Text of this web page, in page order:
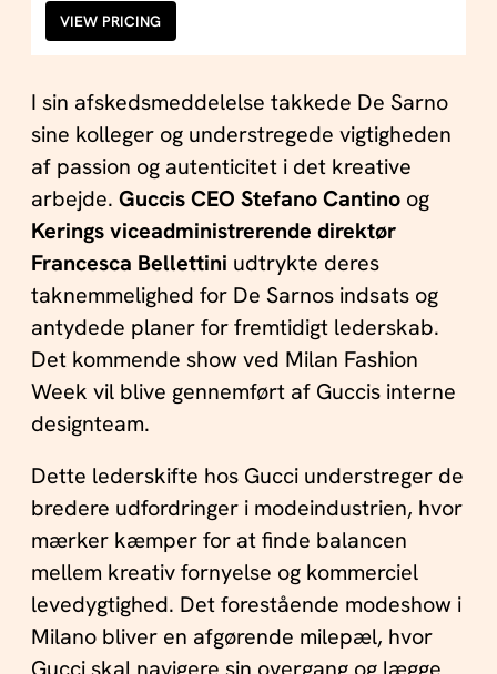
VIEW PRICING
I sin afskedsmeddelelse takkede De Sarno
sine kolleger og understregede vigtigheden
af passion og autenticitet i det kreative
arbejde. Guccis CEO Stefano Cantinoog
Kerings viceadministrerende direktør
Francesca Bellettini udtrykte deres
taknemmelighed for De Sarnos indsats og
antydede planer for fremtidigt lederskab.
Det kommende show ved Milan Fashion
Week vil blive gennemført af Guccis interne
designteam.
Dette lederskifte hos Gucci understreger de
bredere udfordringer i modeindustrien, hvor
mærker kæmper for at finde balancen
mellem kreativ fornyelse og kommerciel
levedygtighed. Det forestående modeshow i
Milano bliver en afgørende milepæl, hvor